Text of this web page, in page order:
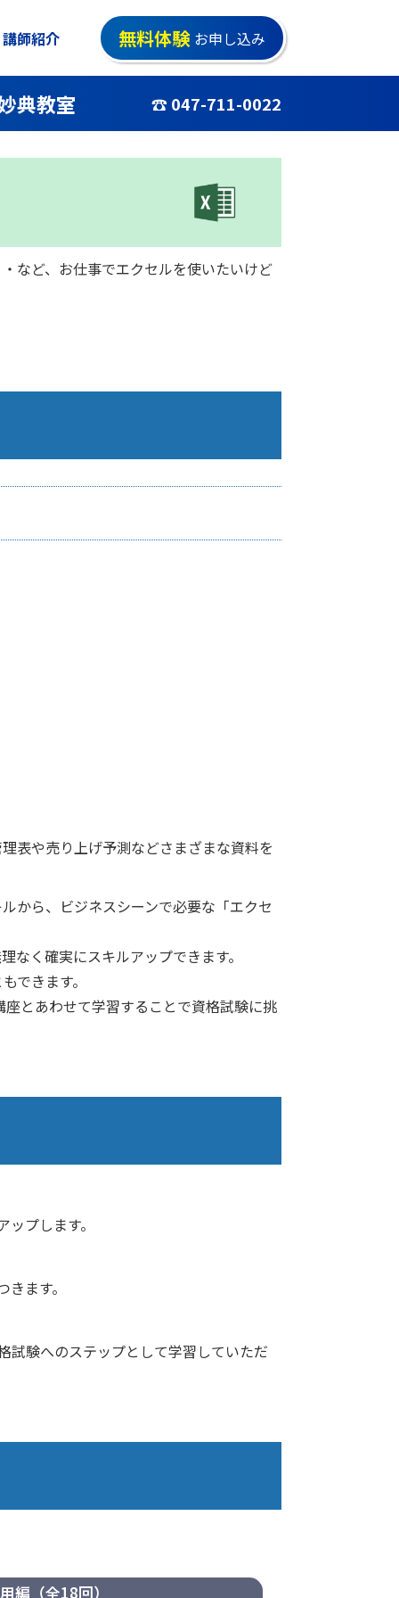
講師紹介 無料体験 お申し込み
典教室 ☎ 047-711-0022
など、お仕事でエクセルを使いたいけど
表や売り上げ予測などさまざまな資料を
から、ビジネスシーンで必要な「エクセ
く確実にスキルアップできます。
できます。
とあわせて学習することで資格試験に挑
プします。
ます。
試験へのステップとして学習していただ
編（全18回）